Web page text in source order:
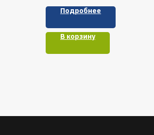
Подробнее
В корзину